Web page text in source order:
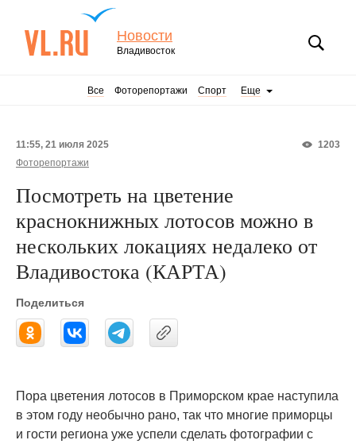
Новости
Владивосток
Все Фоторепортажи Спорт Еще
1203
11:55, 21 июля 2025
Фоторепортажи
Посмотреть на цветение
краснокнижных лотосов можно в
нескольких локациях недалеко от
Владивостока (КАРТА)
Поделиться
Пора цветения лотосов в Приморском крае наступила
в этом году необычно рано, так что многие приморцы
и гости региона уже успели сделать фотографии с